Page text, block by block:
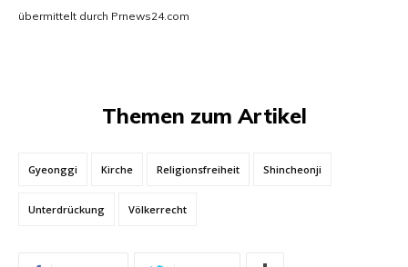
übermittelt durch Prnews24.com
Themen zum Artikel
Gyeonggi Kirche Religionsfreiheit Shincheonji
Unterdrückung Völkerrecht